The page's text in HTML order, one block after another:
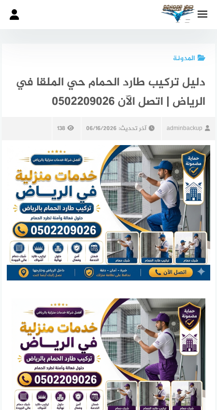
المدونة
دليل تركيب طارد الحمام حي الملقا في
الرياض | اتصل الآن 0502209026
adminbackup آخر تحديث: 06/16/2026
138